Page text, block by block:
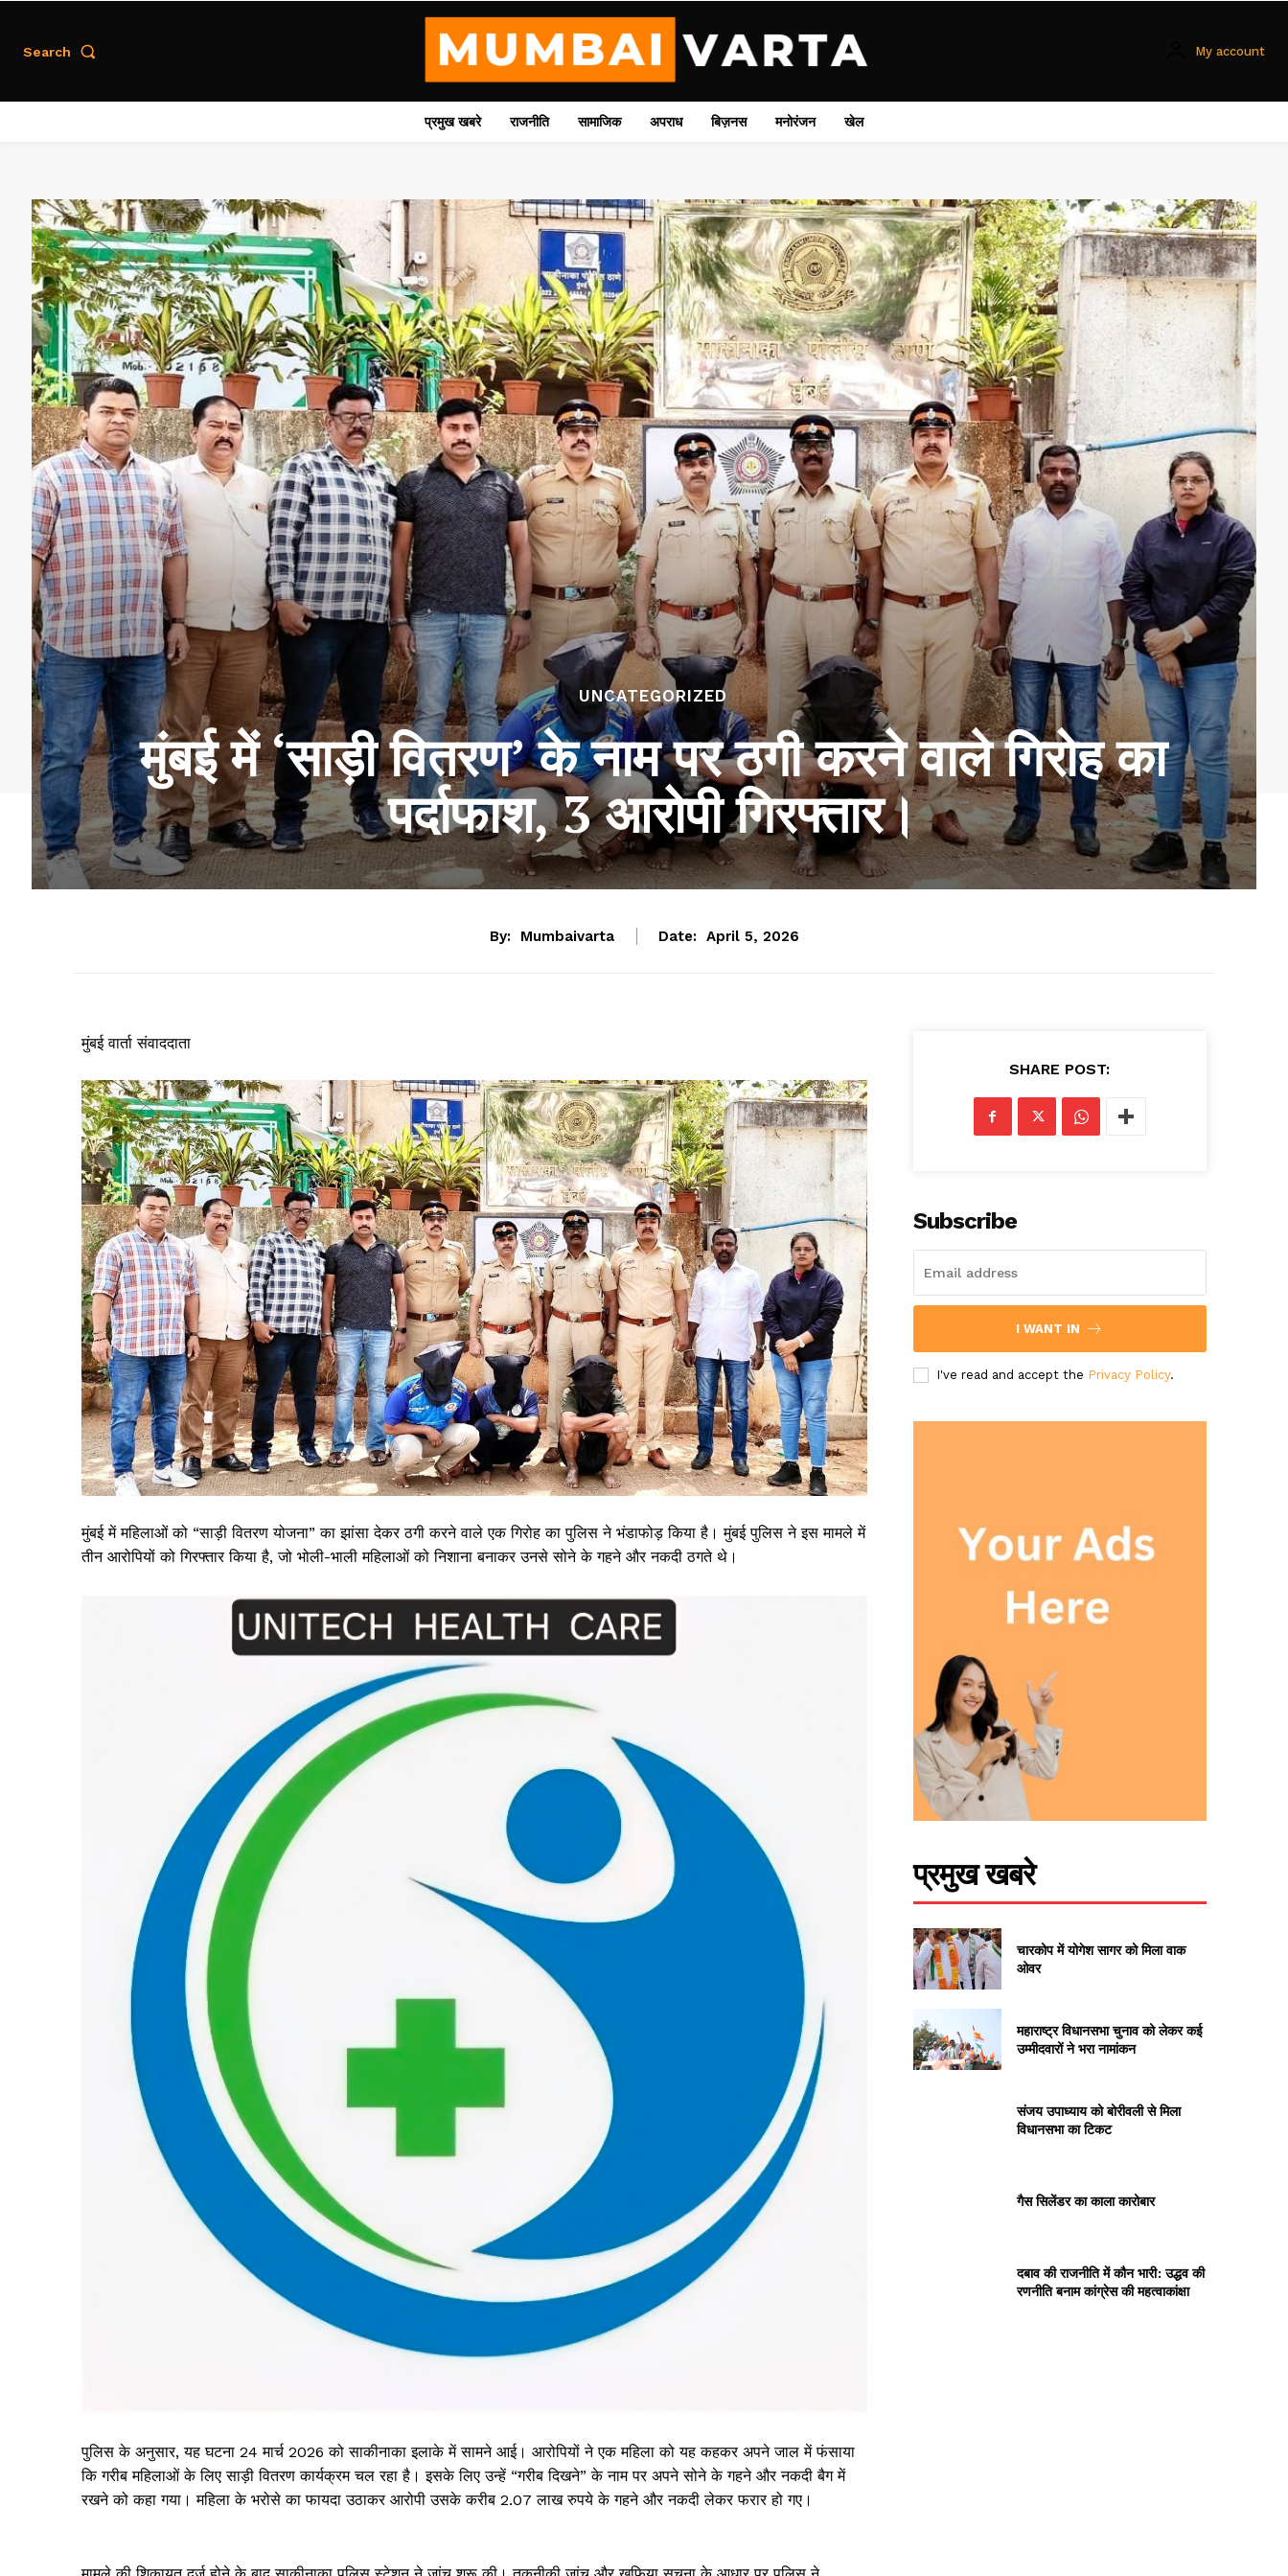
Search My account
प्रमुख खबरे राजनीति सामाजिक अपराध बिज़नस मनोरंजन खेल
UNCATEGORIZED
मुंबई में ‘साड़ी वितरण’ के नाम पर ठगी करने वाले गिरोह का
पर्दाफाश, 3 आरोपी गिरफ्तार।
By: Mumbaivarta Date: April 5, 2026
मुंबई वार्ता संवाददाता
मुंबई में महिलाओं को “साड़ी वितरण योजना” का झांसा देकर ठगी करने वाले एक गिरोह का पुलिस ने भंडाफोड़ किया है। मुंबई पुलिस ने इस मामले में
तीन आरोपियों को गिरफ्तार किया है, जो भोली-भाली महिलाओं को निशाना बनाकर उनसे सोने के गहने और नकदी ठगते थे।
पुलिस के अनुसार, यह घटना 24 मार्च 2026 को साकीनाका इलाके में सामने आई। आरोपियों ने एक महिला को यह कहकर अपने जाल में फंसाया
कि गरीब महिलाओं के लिए साड़ी वितरण कार्यक्रम चल रहा है। इसके लिए उन्हें “गरीब दिखने” के नाम पर अपने सोने के गहने और नकदी बैग में
रखने को कहा गया। महिला के भरोसे का फायदा उठाकर आरोपी उसके करीब 2.07 लाख रुपये के गहने और नकदी लेकर फरार हो गए।
SHARE POST:
Subscribe
I WANT IN
I've read and accept the Privacy Policy.
प्रमुख खबरे
चारकोप में योगेश सागर को मिला वाक
ओवर
महाराष्ट्र विधानसभा चुनाव को लेकर कई
उम्मीदवारों ने भरा नामांकन
संजय उपाध्याय को बोरीवली से मिला
विधानसभा का टिकट
गैस सिलेंडर का काला कारोबार
दबाव की राजनीति में कौन भारी: उद्धव की
रणनीति बनाम कांग्रेस की महत्वाकांक्षा